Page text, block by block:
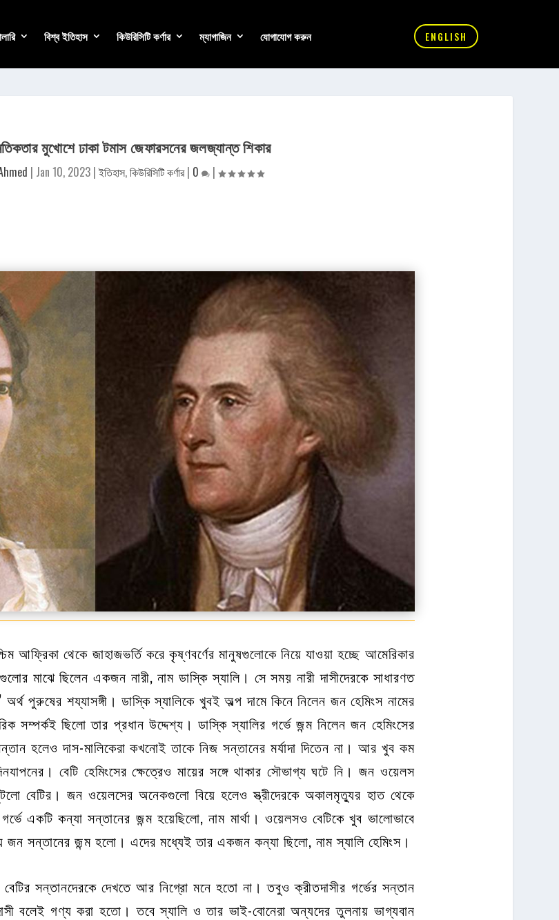
বিশ্ব ইতিহাস কিউরিসিটি কর্ণার ম্যাগাজিন যোগাযোগ করুন ENGLISH
মুখোশে ঢাকা টমাস জেফারসনের জলজ্যান্ত শিকার
| Jan 10, 2023 |ইতিহাস,কিউরিসিটি কর্ণার| 0 |
থেকে জাহাজভর্তি করে কৃষ্ণবর্ণের মানুষগুলোকে নিয়ে যাওয়া হচ্ছে আমেরিকার
মাঝে ছিলেন একজন নারী, নাম ডাস্কি স্যালি। সে সময় নারী দাসীদেরকে সাধারণত
অর্থ পুরুষের শয্যাসঙ্গী। ডাস্কি স্যালিকে খুবই অল্প দামে কিনে নিলেন জন হেমিংস নামের
সম্পর্কই ছিলো তার প্রধান উদ্দেশ্য। ডাস্কি স্যালির গর্ভে জন্ম নিলেন জন হেমিংসের
হলেও দাস-মালিকেরা কখনোই তাকে নিজ সন্তানের মর্যাদা দিতেন না। আর খুব কম
বেটি হেমিংসের ক্ষেত্রেও মায়ের সঙ্গে থাকার সৌভাগ্য ঘটে নি। জন ওয়েলস
বেটির। জন ওয়েলসের অনেকগুলো বিয়ে হলেও স্ত্রীদেরকে অকালমৃত্যুর হাত থেকে
একটি কন্যা সন্তানের জন্ম হয়েছিলো, নাম মার্থা। ওয়েলসও বেটিকে খুব ভালোভাবে
জন সন্তানের জন্ম হলো। এদের মধ্যেই তার একজন কন্যা ছিলো, নাম স্যালি হেমিংস।
বেটির সন্তানদেরকে দেখতে আর নিগ্রো মনে হতো না। তবুও ক্রীতদাসীর গর্ভের সন্তান
বলেই গণ্য করা হতো। তবে স্যালি ও তার ভাই-বোনেরা অন্যদের তুলনায় ভাগ্যবান